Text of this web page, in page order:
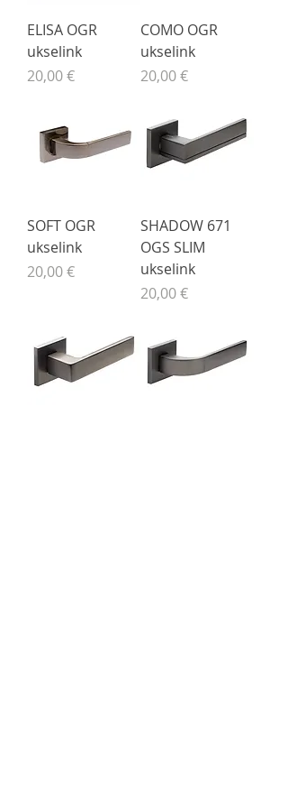
ELISA OGR
ukselink
Price
20,00 €
COMO OGR
ukselink
Price
20,00 €
SOFT OGR
ukselink
Price
20,00 €
SHADOW 671
OGS SLIM
ukselink
Price
20,00 €